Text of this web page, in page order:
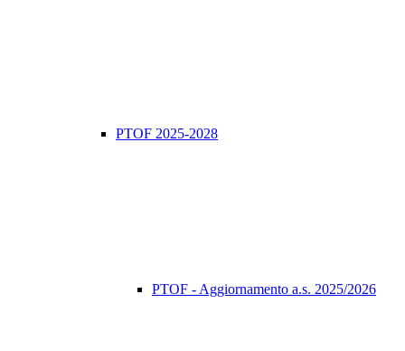
PTOF 2025-2028
PTOF - Aggiornamento a.s. 2025/2026